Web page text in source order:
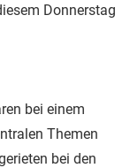
Donnerstag
bei einem
Themen
bei den